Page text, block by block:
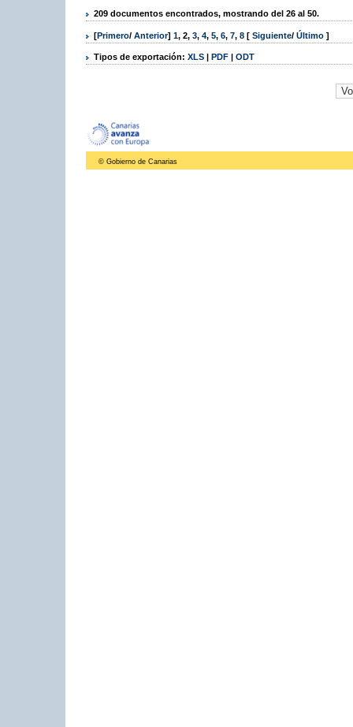
209 documentos encontrados, mostrando del 26 al 50.
[Primero/ Anterior] 1, 2, 3, 4, 5, 6, 7, 8 [ Siguiente/ Último ]
Tipos de exportación: XLS | PDF | ODT
© Gobierno de Canarias